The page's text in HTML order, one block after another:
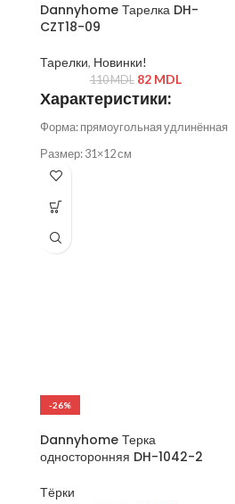
Dannyhome Тарелка DH-
CZT18-09
Тарелки, Новинки!
110MDL 82 MDL
Характеристики:
Форма: прямоугольная удлинённая
Размер: 31×12 см
Материал: опаловое стекло
Цвет: белый с коричневой каймой и
-26%
Dannyhome Терка
односторонняя DH-1042-2
Тёрки